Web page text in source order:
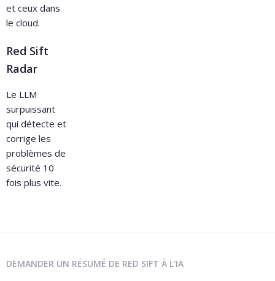
et ceux dans
le cloud.
Red Sift
Radar
Le LLM
surpuissant
qui détecte et
corrige les
problèmes de
sécurité 10
fois plus vite.
DEMANDER UN RÉSUMÉ DE RED SIFT À L'IA